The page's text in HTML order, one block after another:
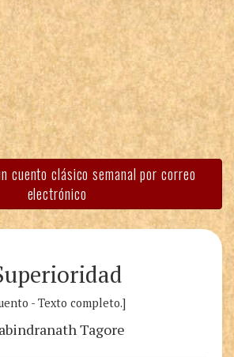
cuento clásico semanal por correo
electrónico
- Texto completo.]
Tagore